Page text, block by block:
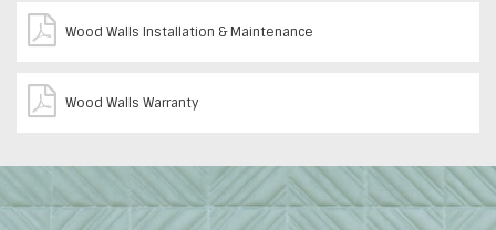
Wood Walls Installation & Maintenance
Wood Walls Warranty